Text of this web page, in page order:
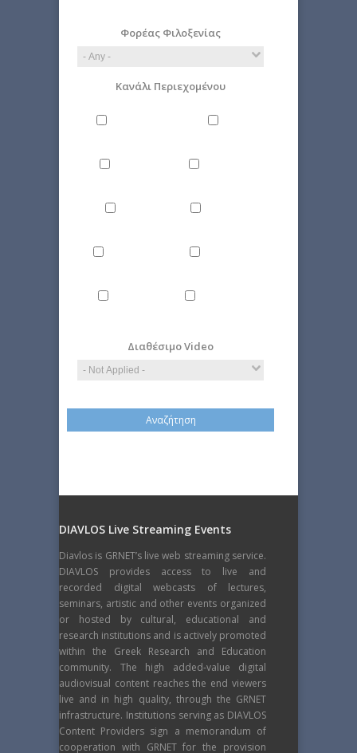
Φορέας Φιλοξενίας
Κανάλι Περιεχομένου
Διαθέσιμο Video
DIAVLOS Live Streaming Events
Diavlos is GRNET’s live web streaming service.
DIAVLOS provides access to live and
recorded digital webcasts of lectures,
seminars, artistic and other events organized
or hosted by cultural, educational and
research institutions and is actively promoted
within the Greek Research and Education
community. The high added-value digital
audiovisual content reaches the end viewers
live and in high quality, through the GRNET
infrastructure. Institutions serving as DIAVLOS
Content Providers sign a memorandum of
cooperation with GRNET for the provision